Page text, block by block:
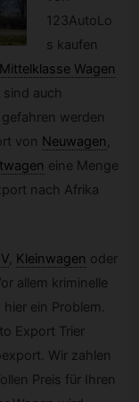
123AutoLo
s kaufen
Mittelklasse Wagen
auch
werden
von Neuwagen ,
eine Menge
nach Afrika
, Kleinwagen oder
allem kriminelle
ein Problem.
Export Trier
Wir zahlen
Preis für Ihren